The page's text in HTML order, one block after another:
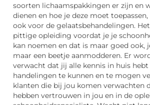
soorten lichaamspakkingen er zijn en
dienen en hoe je deze moet
ook voor de gelaatsbehandelingen.
pittige opleiding voordat je je
kan noemen en dat is maar goed ook,
maar een beetje aanmodderen. Er
verwacht dat jij alle kennis in huis
handelingen te kunnen en te mogen
klanten die bij jou komen verwachten
hebben vertrouwen in jou en in de